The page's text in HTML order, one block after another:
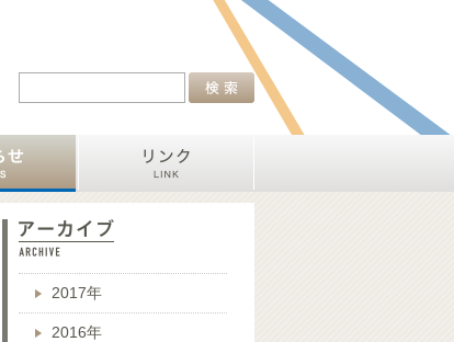
2017年
2016年